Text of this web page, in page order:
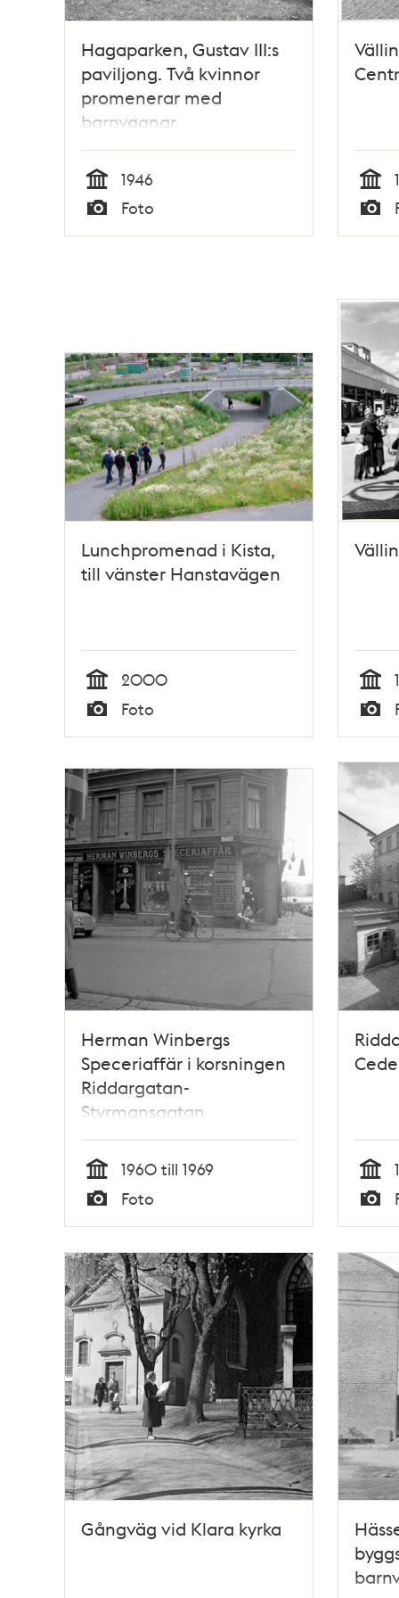
Hagaparken, Gustav III:s
paviljong. Två kvinnor
promenerar med
barnvagnar
Tid
1946
Typ
Foto Tid
Typ
Lunchpromenad i Kista,
till vänster Hanstavägen
Tid
2000
Foto Tid
Herman Winbergs
Speceriaffär i korsningen
Riddargatan-
Styrmansgatan
Tid
1960 till 1969
Typ
Foto Tid
Typ
Gångväg vid Klara kyrka